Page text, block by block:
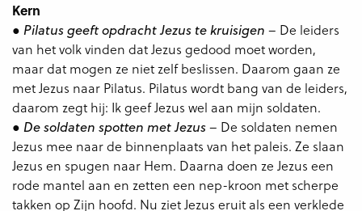
Kern
● Pilatus geeft opdracht Jezus te kruisigen – De leiders
van het volk vinden dat Jezus gedood moet worden,
maar dat mogen ze niet zelf beslissen. Daarom gaan ze
met Jezus naar Pilatus. Pilatus wordt bang van de leiders,
daarom zegt hij: Ik geef Jezus wel aan mijn soldaten.
● De soldaten spotten met Jezus– De soldaten nemen
Jezus mee naar de binnenplaats van het paleis. Ze slaan
Jezus en spugen naar Hem. Daarna doen ze Jezus een
rode mantel aan en zetten een nep-kroon met scherpe
takken op Zijn hoofd. Nu ziet Jezus eruit als een verklede